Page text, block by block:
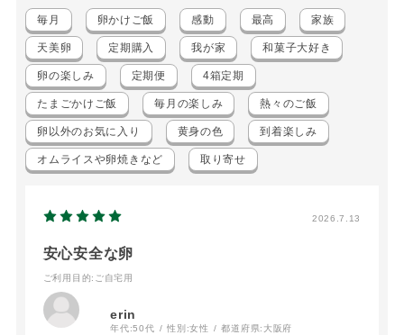
毎月 卵かけご飯 感動 最高 家族
天美卵 定期購入 我が家 和菓子大好き
卵の楽しみ 定期便 4箱定期
たまごかけご飯 毎月の楽しみ 熱々のご飯
卵以外のお気に入り 黄身の色 到着楽しみ
オムライスや卵焼きなど 取り寄せ
2026.7.13
安心安全な卵
ご利用目的:ご自宅用
erin
年代:50代 性別:女性 都道府県: 大阪府